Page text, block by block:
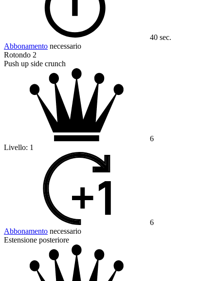
40 sec.
Abbonamento necessario
Rotondo 2
Push up side crunch
6
Livello: 1
6
Abbonamento necessario
Estensione posteriore